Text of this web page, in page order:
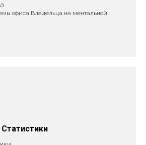
офиса Владельца на ментальной